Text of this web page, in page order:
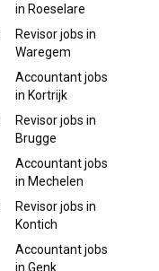
in Roeselare
Revisorjobs in
Waregem
Accountantjobs
in Kortrijk
Revisorjobs in
Brugge
Accountantjobs
in Mechelen
Revisorjobs in
Kontich
Accountantjobs
in Genk